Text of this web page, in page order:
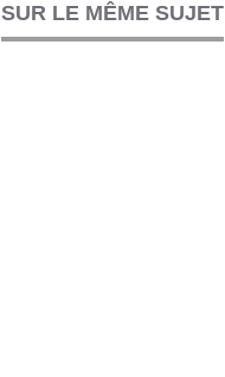
SUR LE MÊME SUJET